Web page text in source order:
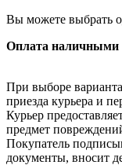
Вы можете выбрать
Оплата наличными
При выборе
приезда курьера и
Курьер
предмет
Покупатель
документы, вносит